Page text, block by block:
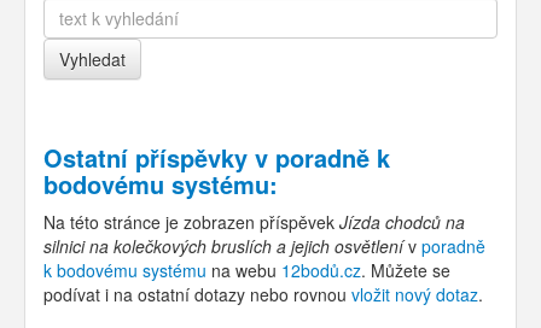
Ostatní příspěvky v poradně k
bodovému systému:
Na této stránce je zobrazen příspěvek Jízda chodců na
silnici na kolečkových bruslích a jejich osvětlenív poradně
k bodovému systému na webu 12bodů.cz. Můžete se
podívat i na ostatní dotazy nebo rovnou vložit nový dotaz.